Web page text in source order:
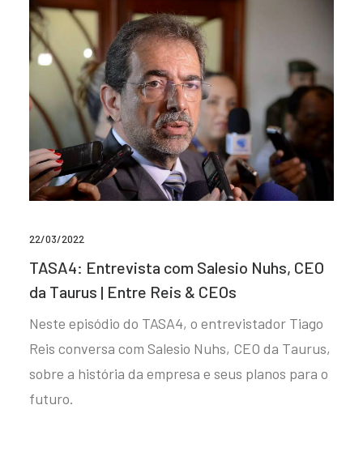
22/03/2022
TASA4: Entrevista com Salesio Nuhs, CEO
da Taurus | Entre Reis & CEOs
Neste episódio do TASA4, o entrevistador Tiago
Reis conversa com Salesio Nuhs, CEO da Taurus,
sobre a história da empresa e seus planos para o
futuro.